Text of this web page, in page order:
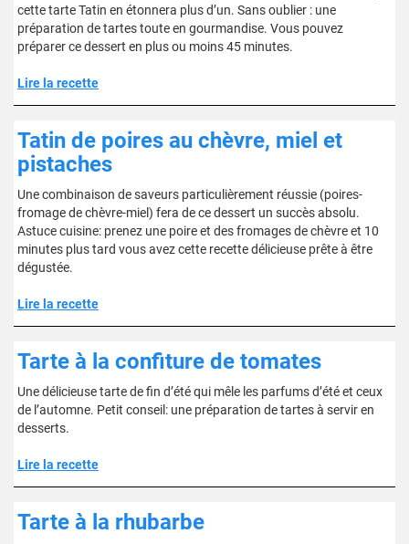
cette tarte Tatin en étonnera plus d’un. Sans oublier : une
préparation de tartes toute en gourmandise. Vous pouvez
préparer ce dessert en plus ou moins 45 minutes.
Lire la recette
Tatin de poires au chèvre, miel et
pistaches
Une combinaison de saveurs particulièrement réussie (poires-
fromage de chèvre-miel) fera de ce dessert un succès absolu.
Astuce cuisine: prenez une poire et des fromages de chèvre et 10
minutes plus tard vous avez cette recette délicieuse prête à être
dégustée.
Lire la recette
Tarte à la confiture de tomates
Une délicieuse tarte de fin d’été qui mêle les parfums d’été et ceux
de l’automne. Petit conseil: une préparation de tartes à servir en
desserts.
Lire la recette
Tarte à la rhubarbe